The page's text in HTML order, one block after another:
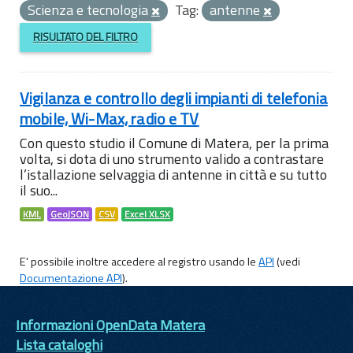
Scienza e tecnologia
Tag: antenne
RISULTATO DEL FILTRO
Vigilanza e controllo degli impianti di telefonia
mobile, Wi-Max, radio e TV
Con questo studio il Comune di Matera, per la prima
volta, si dota di uno strumento valido a contrastare
l’istallazione selvaggia di antenne in città e su tutto
il suo...
KML GeoJSON CSV Excel XLSX
E' possibile inoltre accedere al registro usando leAPI(vedi
Documentazione API).
Informazioni OpenData Matera
Lista cataloghi